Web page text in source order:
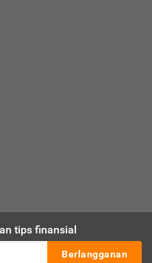
tips finansial
Berlangganan